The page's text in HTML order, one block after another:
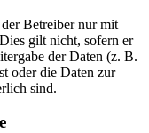
Betreiber nur mit
gilt nicht, sofern er
der Daten (z. B.
oder die Daten zur
sind.